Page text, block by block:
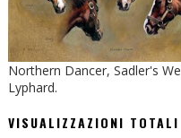
Northern Dancer, Sadler's
Lyphard.
VISUALIZZAZIONI TOTALI